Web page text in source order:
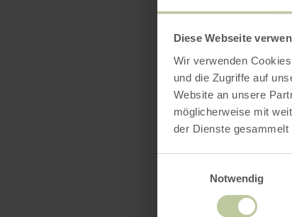
Diese Webseite
Wir verwenden
und die Zugriffe auf
Website an unsere
möglicherweise mit
der Dienste gesammelt
Notwendig